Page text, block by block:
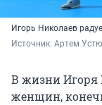
Игорь Николаев
Источник: Артем
В жизни Игоря
женщин,